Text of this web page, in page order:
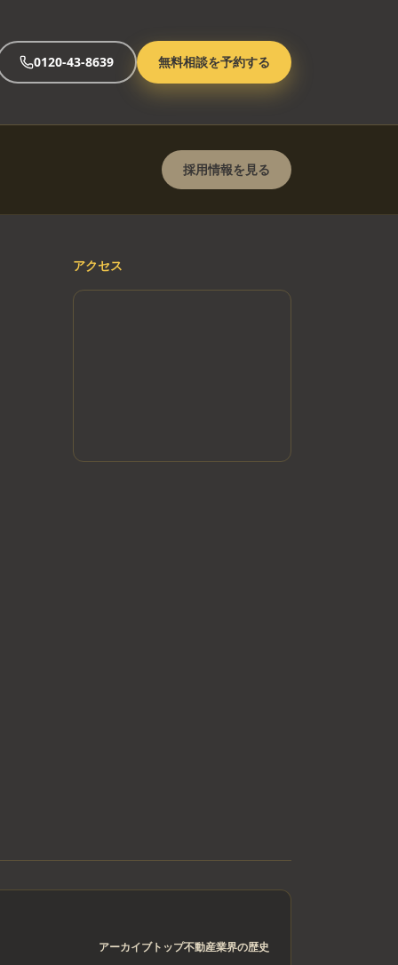
0120-43-8639 無料相談を予約する
採用情報を見る
アクセス
アーカイブトップ不動産業界の歴史